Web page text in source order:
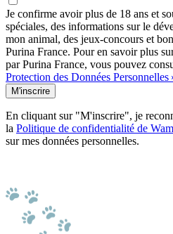
Je confirme avoir plus de 18 ans et
spéciales, des informations sur le
mon animal, des jeux-concours et
Purina France. Pour en savoir plus
par Purina France, vous pouvez
Protection des Données Personnelles
M'inscrire
En cliquant sur "M'inscrire", je
la Politique de confidentialité de
sur mes données personnelles.